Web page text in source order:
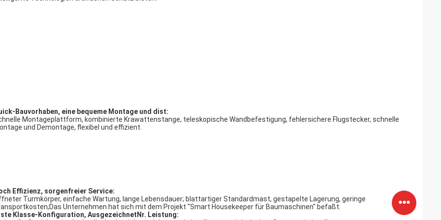
Bauvorhaben, eine bequeme Montage und d ist:
Montageplattform, kombinierte Krawattenstange, teleskopische Wandbefestigung, fehlersichere Flugstecker, schnelle
und Demontage, flexibel und effizient.
Effizienz, sorgenfreier Service:
Turmkörper, einfache Wartung, lange Lebensdauer; blattartiger Standardmast, gestapelte Lagerung, geringe
Unternehmen hat sich mit dem Projekt "Smart Housekeeper für Baumaschinen" befaßt.
Klasse-Konfiguration, Ausgezeichnet Nr. Leistung: